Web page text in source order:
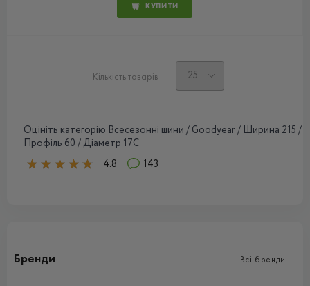
КУПИТИ
Кількість товарів
Оцініть категорію Всесезонні шини / Goodyear / Ширина 215 /
Профіль 60 / Діаметр 17C
4.8
143
Бренди Всі бренди